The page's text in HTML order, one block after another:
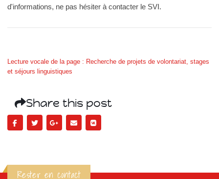
d'informations, ne pas hésiter à contacter le SVI.
Lecture vocale de la page : Recherche de projets de volontariat, stages
et séjours linguistiques
Share this post
Rester en contact